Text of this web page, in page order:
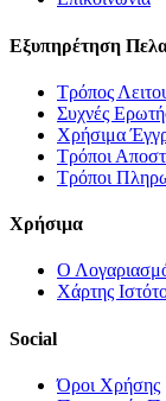
Εξυπηρέτηση
Τρόπος
Συχνές
Χρήσιμα
Τρόποι
Τρόποι
Χρήσιμα
Ο
Χάρτης
Social
Όροι Χρήσης